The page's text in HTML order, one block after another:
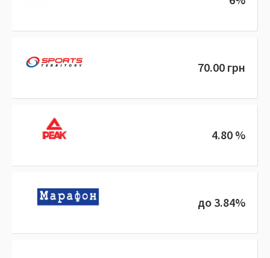
70.00 грн
4.80 %
до 3.84%